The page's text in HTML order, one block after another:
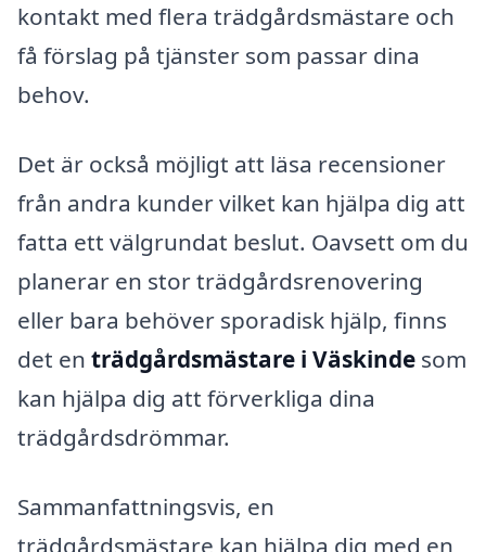
kontakt med flera trädgårdsmästare och
få förslag på tjänster som passar dina
behov.
Det är också möjligt att läsa recensioner
från andra kunder vilket kan hjälpa dig att
fatta ett välgrundat beslut. Oavsett om du
planerar en stor trädgårdsrenovering
eller bara behöver sporadisk hjälp, finns
det en trädgårdsmästare i Väskinde som
kan hjälpa dig att förverkliga dina
trädgårdsdrömmar.
Sammanfattningsvis, en
trädgårdsmästare kan hjälpa dig med en